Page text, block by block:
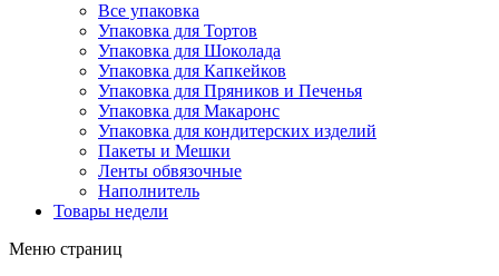
Все упаковка
Упаковка для Тортов
Упаковка для Шоколада
Упаковка для Капкейков
Упаковка для Пряников и Печенья
Упаковка для Макаронс
Упаковка для кондитерских изделий
Пакеты и Мешки
Ленты обвязочные
Наполнитель
Товары недели
Меню страниц